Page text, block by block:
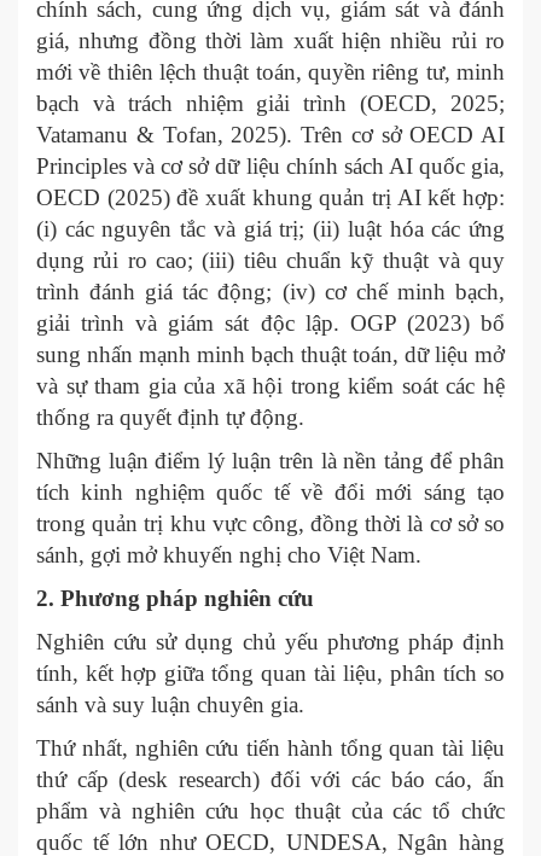
chính sách, cung ứng dịch vụ, giám sát và đánh
giá, nhưng đồng thời làm xuất hiện nhiều rủi ro
mới về thiên lệch thuật toán, quyền riêng tư, minh
bạch và trách nhiệm giải trình (OECD, 2025;
Vatamanu & Tofan, 2025). Trên cơ sở OECD AI
Principles và cơ sở dữ liệu chính sách AI quốc gia,
OECD (2025) đề xuất khung quản trị AI kết hợp:
(i) các nguyên tắc và giá trị; (ii) luật hóa các ứng
dụng rủi ro cao; (iii) tiêu chuẩn kỹ thuật và quy
trình đánh giá tác động; (iv) cơ chế minh bạch,
giải trình và giám sát độc lập. OGP (2023) bổ
sung nhấn mạnh minh bạch thuật toán, dữ liệu mở
và sự tham gia của xã hội trong kiểm soát các hệ
thống ra quyết định tự động.
Những luận điểm lý luận trên là nền tảng để phân
tích kinh nghiệm quốc tế về đổi mới sáng tạo
trong quản trị khu vực công, đồng thời là cơ sở so
sánh, gợi mở khuyến nghị cho Việt Nam.
2. Phương pháp nghiên cứu
Nghiên cứu sử dụng chủ yếu phương pháp định
tính, kết hợp giữa tổng quan tài liệu, phân tích so
sánh và suy luận chuyên gia.
Thứ nhất, nghiên cứu tiến hành tổng quan tài liệu
thứ cấp (desk research) đối với các báo cáo, ấn
phẩm và nghiên cứu học thuật của các tổ chức
quốc tế lớn như OECD, UNDESA, Ngân hàng